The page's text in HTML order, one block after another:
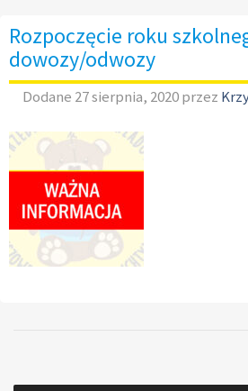
Rozpoczęcie roku
dowozy/odwozy
Dodane 27 sierpnia, 2020przez